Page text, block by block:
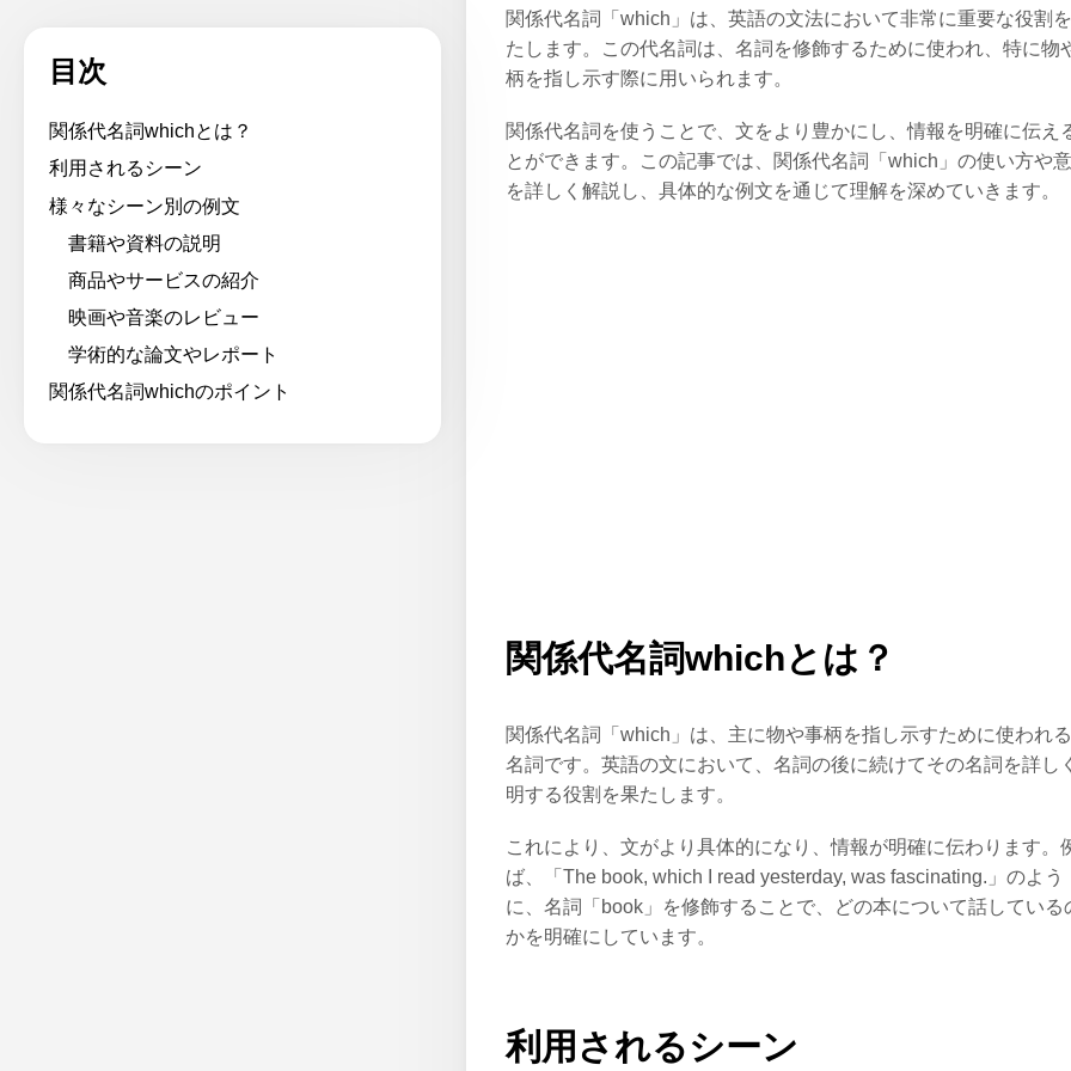
目次
関係代名詞whichとは？
利用されるシーン
様々なシーン別の例文
書籍や資料の説明
商品やサービスの紹介
映画や音楽のレビュー
学術的な論文やレポート
関係代名詞whichのポイント
関係代名詞「which」は、英語の文法において非常に重要な役割
たします。この代名詞は、名詞を修飾するために使われ、特に物
柄を指し示す際に用いられます。
関係代名詞を使うことで、文をより豊かにし、情報を明確に伝え
とができます。この記事では、関係代名詞「which」の使い方や
を詳しく解説し、具体的な例文を通じて理解を深めていきます。
関係代名詞whichとは？
関係代名詞「which」は、主に物や事柄を指し示すために使われ
名詞です。英語の文において、名詞の後に続けてその名詞を詳し
明する役割を果たします。
これにより、文がより具体的になり、情報が明確に伝わります。
ば、「The book, which I read yesterday, was fascinating.」のよう
に、名詞「book」を修飾することで、どの本について話している
かを明確にしています。
利用されるシーン